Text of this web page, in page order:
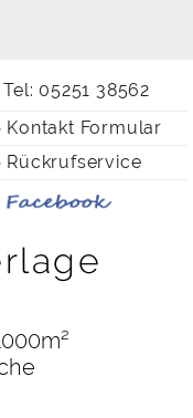
Tel: 05251 38562
Kontakt Formular
Rückrufservice